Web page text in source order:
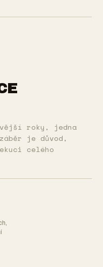
roky, jedna
je důvod,
celého